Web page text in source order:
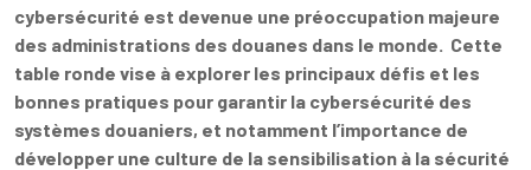
cybersécurité est devenue une préoccupation majeure
des administrations des douanes dans le monde. Cette
table ronde vise à explorer les principaux défis et les
bonnes pratiques pour garantir la cybersécurité des
systèmes douaniers, et notamment l’importance de
développer une culture de la sensibilisation à la sécurité